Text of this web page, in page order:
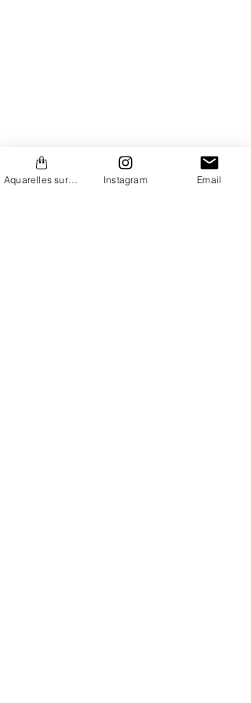
Aquarelles sur Etsy Instagram Email